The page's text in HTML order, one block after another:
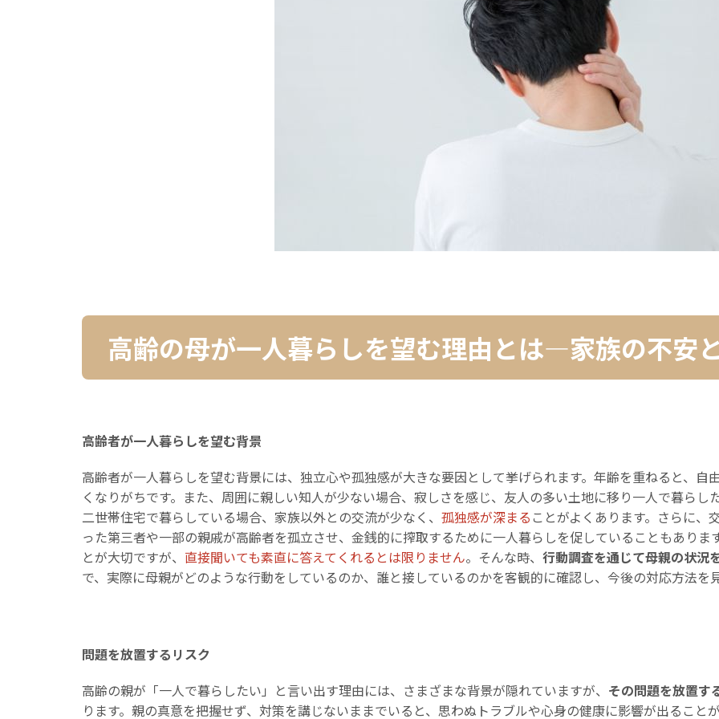
高齢の母が一人暮らしを望む理由とは—家族の不安
高齢者が一人暮らしを望む背景
高齢者が一人暮らしを望む背景には、独立心や孤独感が大きな要因として挙げられます。年齢を重ねると、自
くなりがちです。また、周囲に親しい知人が少ない場合、寂しさを感じ、友人の多い土地に移り一人で暮ら
二世帯住宅で暮らしている場合、家族以外との交流が少なく、 孤独感が深まる ことがよくあります。さらに、
った第三者や一部の親戚が高齢者を孤立させ、金銭的に搾取するために一人暮らしを促していることもあり
とが大切ですが、 直接聞いても素直に答えてくれるとは限りません。そんな時、 行動調査を通じて母親の状況
で、実際に母親がどのような行動をしているのか、誰と接しているのかを客観的に確認し、今後の対応方法を
問題を放置するリスク
高齢の親が「一人で暮らしたい」と言い出す理由には、さまざまな背景が隠れていますが、 その問題を放置す
ります。親の真意を把握せず、対策を講じないままでいると、思わぬトラブルや心身の健康に影響が出ること